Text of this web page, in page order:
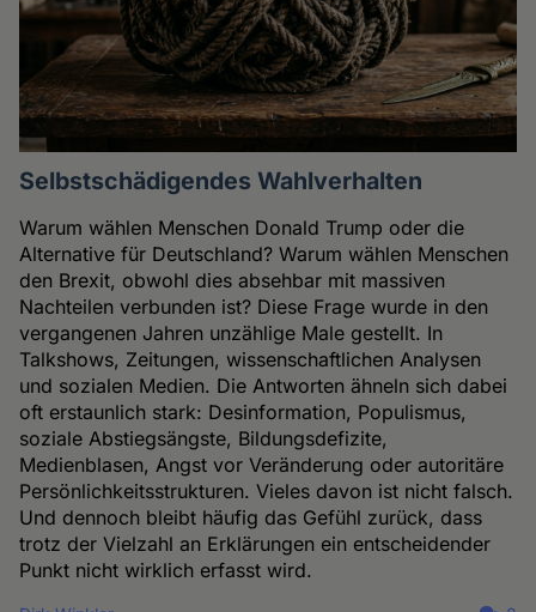
Selbstschädigendes Wahlverhalten
Warum wählen Menschen Donald Trump oder die
Alternative für Deutschland? Warum wählen Menschen
den Brexit, obwohl dies absehbar mit massiven
Nachteilen verbunden ist? Diese Frage wurde in den
vergangenen Jahren unzählige Male gestellt. In
Talkshows, Zeitungen, wissenschaftlichen Analysen
und sozialen Medien. Die Antworten ähneln sich dabei
oft erstaunlich stark: Desinformation, Populismus,
soziale Abstiegsängste, Bildungsdefizite,
Medienblasen, Angst vor Veränderung oder autoritäre
Persönlichkeitsstrukturen. Vieles davon ist nicht falsch.
Und dennoch bleibt häufig das Gefühl zurück, dass
trotz der Vielzahl an Erklärungen ein entscheidender
Punkt nicht wirklich erfasst wird.